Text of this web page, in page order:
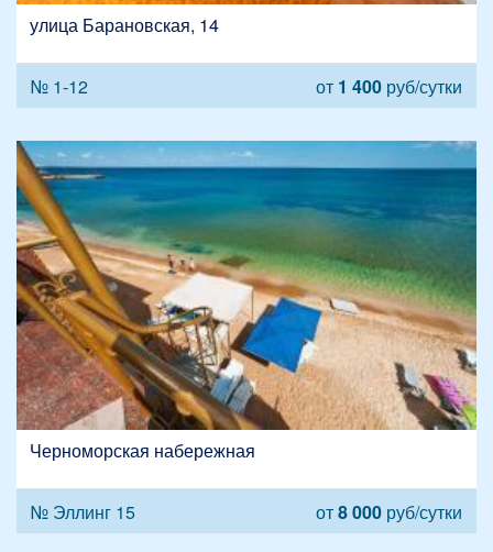
улица Барановская, 14
№ 1-12 от 1 400 руб/сутки
Черноморская набережная
№ Эллинг 15 от8 000 руб/сутки